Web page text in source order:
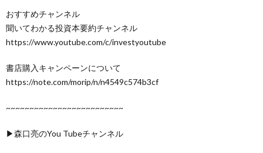
おすすめチャンネル
聞いてわかる投資本要約チャンネル
https://www.youtube.com/c/investyoutube
書店購入キャンペーンについて
https://note.com/morip/n/n4549c574b3cf
~~~~~~~~~~~~~~~~~~~~~~~~~
▶森口亮のYou Tubeチャンネル